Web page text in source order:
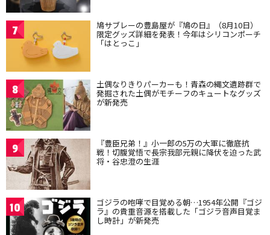
7 鳩サブレーの豊島屋が『鳩の日』（8月10日）
限定グッズ詳細を発表！今年はシリコンポーチ
「はとっこ」
8 土偶なりきりパーカーも！青森の縄文遺跡群で
発掘された土偶がモチーフのキュートなグッズ
が新発売
9 『豊臣兄弟！』小一郎の5万の大軍に徹底抗
戦！切腹覚悟で長宗我部元親に降伏を迫った武
将・谷忠澄の生涯
10 ゴジラの咆哮で目覚める朝…1954年公開『ゴジ
ラ』の貴重音源を搭載した「ゴジラ音声目覚ま
し時計」が新発売